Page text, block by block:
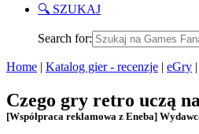
🔍 SZUKAJ
Search for:
Home | Katalog gier - recenzje | eGry |
Czego gry retro uczą
[Współpraca reklamowa z Eneba]